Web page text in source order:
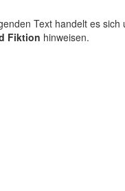
Text handelt es sich
Fiktion hinweisen.